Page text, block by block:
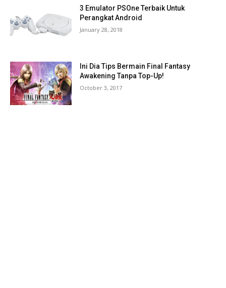
3 Emulator PSOne Terbaik Untuk
Perangkat Android
January 28, 2018
Ini Dia Tips Bermain Final Fantasy
Awakening Tanpa Top-Up!
October 3, 2017